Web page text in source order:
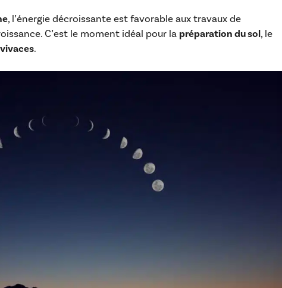
, l’énergie décroissante est favorable aux travaux de
C’est le moment idéal pour la préparation du sol, le
.